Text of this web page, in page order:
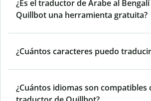
¿Es el traductor de Árabe al
Quillbot una herramienta gratuita?
¿Cuántos caracteres puedo
¿Cuántos idiomas son compatibles